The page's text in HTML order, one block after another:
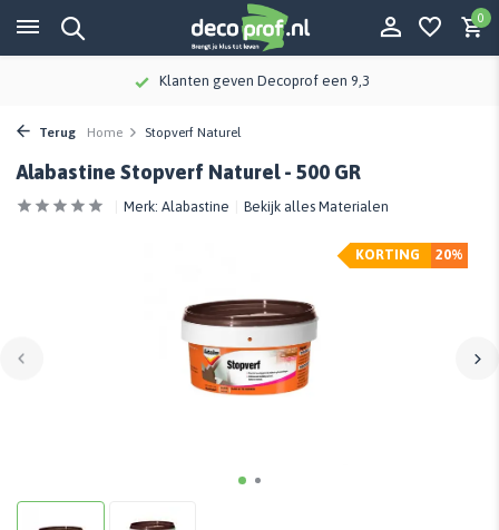
0
Klanten geven Decoprof een 9,3
Terug Home Stopverf Naturel
Alabastine Stopverf Naturel - 500 GR
Merk: Alabastine Bekijk alles Materialen
20%
KORTING